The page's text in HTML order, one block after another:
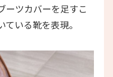
ーツカバーを足すこ
いる靴を表現。